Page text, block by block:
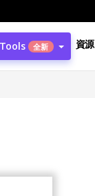
全新 資源